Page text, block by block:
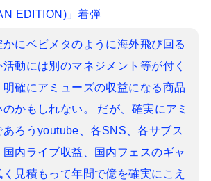
EDITION)」着弾
にベビメタのように海外飛び回る
動には別のマネジメント等が付く
確にアミューズの収益になる商品
かもしれない。 だが、確実にアミ
あろうyoutube、各SNS、各サブス
国内ライブ収益、国内フェスのギャ
見積もって年間で億を確実にこえ